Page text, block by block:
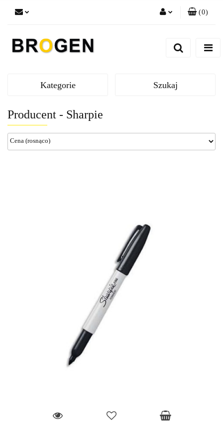
Zgody cookies
(0)
Kategorie Szukaj
Producent - Sharpie